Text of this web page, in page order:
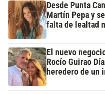
Desde Punta
Martín Pepa y
falta de lealtad
El nuevo
Rocío Guirao
heredero de un